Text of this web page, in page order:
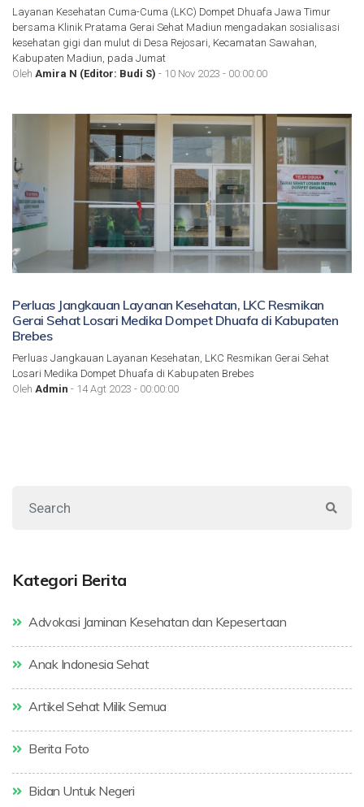
Layanan Kesehatan Cuma-Cuma (LKC) Dompet Dhuafa Jawa Timur
bersama Klinik Pratama Gerai Sehat Madiun mengadakan sosialisasi
kesehatan gigi dan mulut di Desa Rejosari, Kecamatan Sawahan,
Kabupaten Madiun, pada Jumat
Oleh Amira N (Editor: Budi S) - 10 Nov 2023 - 00:00:00
Perluas Jangkauan Layanan Kesehatan, LKC Resmikan
Gerai Sehat Losari Medika Dompet Dhuafa di Kabupaten
Brebes
Perluas Jangkauan Layanan Kesehatan, LKC Resmikan Gerai Sehat
Losari Medika Dompet Dhuafa di Kabupaten Brebes
Oleh Admin - 14 Agt 2023 - 00:00:00
Kategori Berita
Advokasi Jaminan Kesehatan dan Kepesertaan
Anak Indonesia Sehat
Artikel Sehat Milik Semua
Berita Foto
Bidan Untuk Negeri